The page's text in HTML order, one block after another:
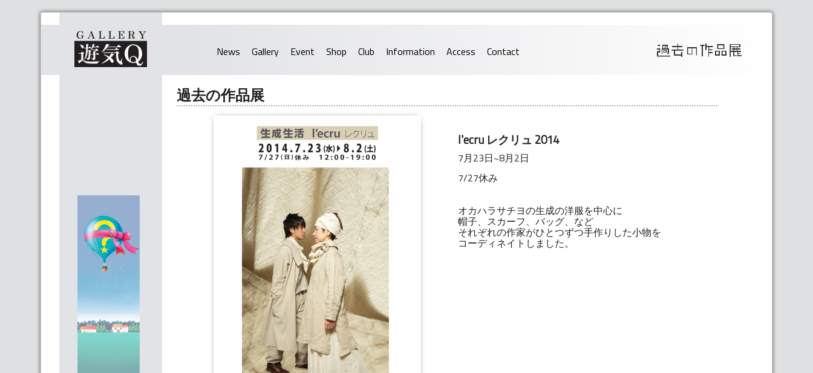
News Gallery Event Shop Club Information Access Contact
過去の作品展
l'ecru レクリュ 2014
7月23日~8月2日
7/27休み
オカハラサチヨの生成の洋服を中心に
帽子、スカーフ、バッグ、など
それぞれの作家がひとつずつ手作りした小物を
コーディネイトしました。